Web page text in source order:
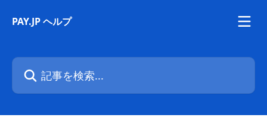
PAY.JP ヘルプ
記事を検索...